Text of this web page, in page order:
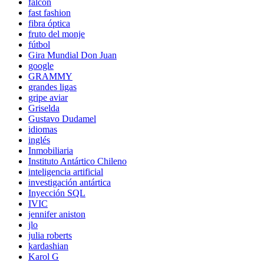
falcón
fast fashion
fibra óptica
fruto del monje
fútbol
Gira Mundial Don Juan
google
GRAMMY
grandes ligas
gripe aviar
Griselda
Gustavo Dudamel
idiomas
inglés
Inmobiliaria
Instituto Antártico Chileno
inteligencia artificial
investigación antártica
Inyección SQL
IVIC
jennifer aniston
jlo
julia roberts
kardashian
Karol G